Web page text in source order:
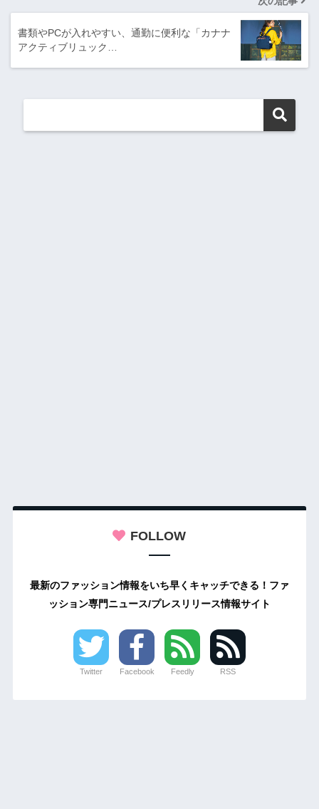
書類やPCが入れやすい、通勤に便利な「カナナ
アクティブリュック…
FOLLOW
最新のファッション情報をいち早くキャッチできる！ファ
ッション専門ニュース/プレスリリース情報サイト
Twitter Facebook Feedly RSS